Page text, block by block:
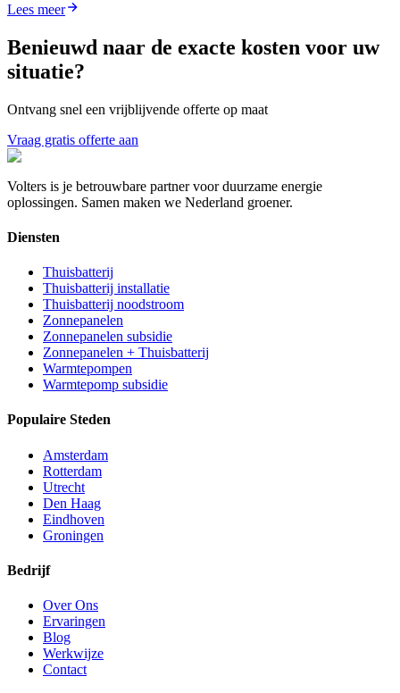
Lees meer
Benieuwd naar de exacte kosten voor uw
situatie?
Ontvang snel een vrijblijvende offerte op maat
Vraag gratis offerte aan
Volters is je betrouwbare partner voor duurzame energie
oplossingen. Samen maken we Nederland groener.
Diensten
Thuisbatterij
Thuisbatterij installatie
Thuisbatterij noodstroom
Zonnepanelen
Zonnepanelen subsidie
Zonnepanelen + Thuisbatterij
Warmtepompen
Warmtepomp subsidie
Populaire Steden
Amsterdam
Rotterdam
Utrecht
Den Haag
Eindhoven
Groningen
Bedrijf
Over Ons
Ervaringen
Blog
Werkwijze
Contact